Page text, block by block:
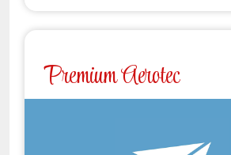
Premium Aerotec